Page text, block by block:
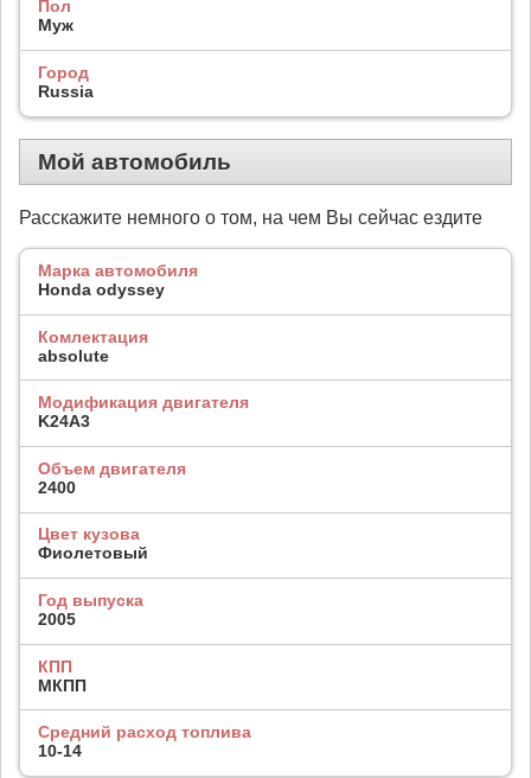
Пол
Муж
Город
Russia
Мой автомобиль
Расскажите немного о том, на чем Вы сейчас ездите
Марка автомобиля
Honda odyssey
Комлектация
absolute
Модификация двигателя
K24A3
Объем двигателя
2400
Цвет кузова
Фиолетовый
Год выпуска
2005
КПП
МКПП
Средний расход топлива
10-14